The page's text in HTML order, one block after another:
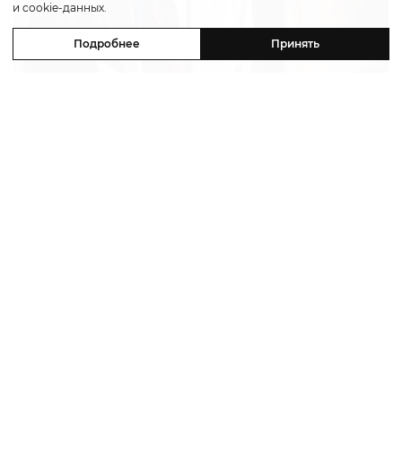
и cookie-данных.
Подробнее Принять